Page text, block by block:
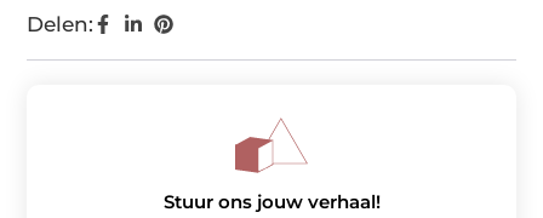
Delen:
Stuur ons jouw verhaal!